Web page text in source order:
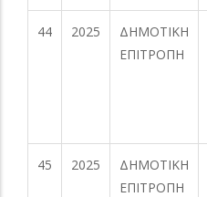
44 2025
ΔΗΜΟΤΙΚΗ
ΕΠΙΤΡΟΠΗ
45 2025
ΔΗΜΟΤΙΚΗ
ΕΠΙΤΡΟΠΗ